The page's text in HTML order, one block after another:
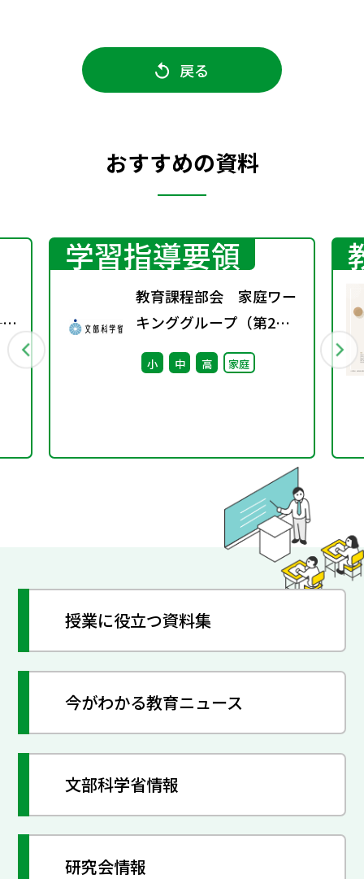
戻る
おすすめの資料
学習指導要領
教育課程部会 家庭ワー
キンググループ（第2
回） 配付資料
小 中 高 家庭
授業に役立つ資料集
今がわかる教育ニュース
文部科学省情報
研究会情報